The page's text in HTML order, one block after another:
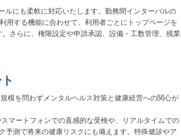
ルにも柔軟に対応いたします。勤務間インターバルの
用する機能に合わせて、利用者ごとにトップページを
さらに、権限設定や申請承認、設備・工数管理、残業
模を問わずメンタルヘルス対策と健康経営への関心が
マートフォンでの直感的な受検や、リアルタイムでの
予測で将来の健康リスクにも備えます。特殊健診やア